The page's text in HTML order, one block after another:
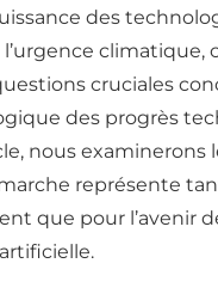
des
climatique,
cruciales
des progrès
nous examinerons
représente
que pour l’avenir